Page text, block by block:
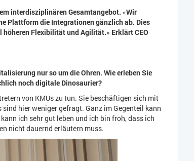
interdisziplinärenGesamtangebot. «Wir
Plattform die Integrationen gänzlich ab. Dies
höheren Flexibilität und Agilität.» Erklärt CEO
nur so um die Ohren. Wie erleben Sie
noch digitale Dinosaurier?
von KMUs zu tun. Sie beschäftigen sich mit
hier weniger gefragt. Ganz im Gegenteil kann
ich sehr gut leben und ich bin froh, dass ich
nicht dauernd erläutern muss.